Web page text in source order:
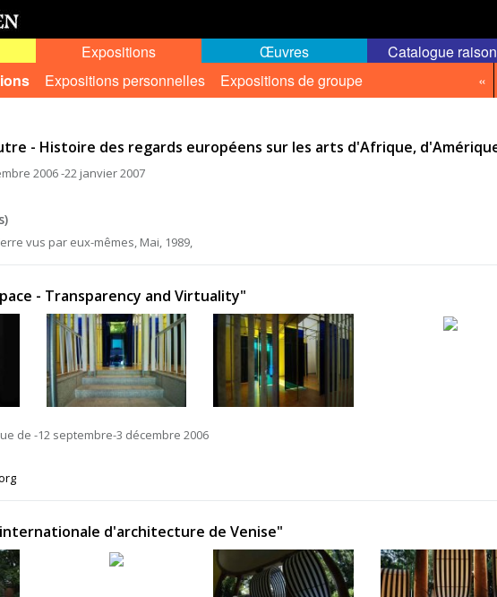
Expositions
Expositions personnelles Expositions de groupe «
Œuvres Catalogue
- Histoire des regards européens sur les arts d'Afrique,
2006 -22 janvier 2007
vus par eux-mêmes, Mai, 1989,
- Transparency and Virtuality"
de -12 septembre-3 décembre 2006
d'architecture de Venise"